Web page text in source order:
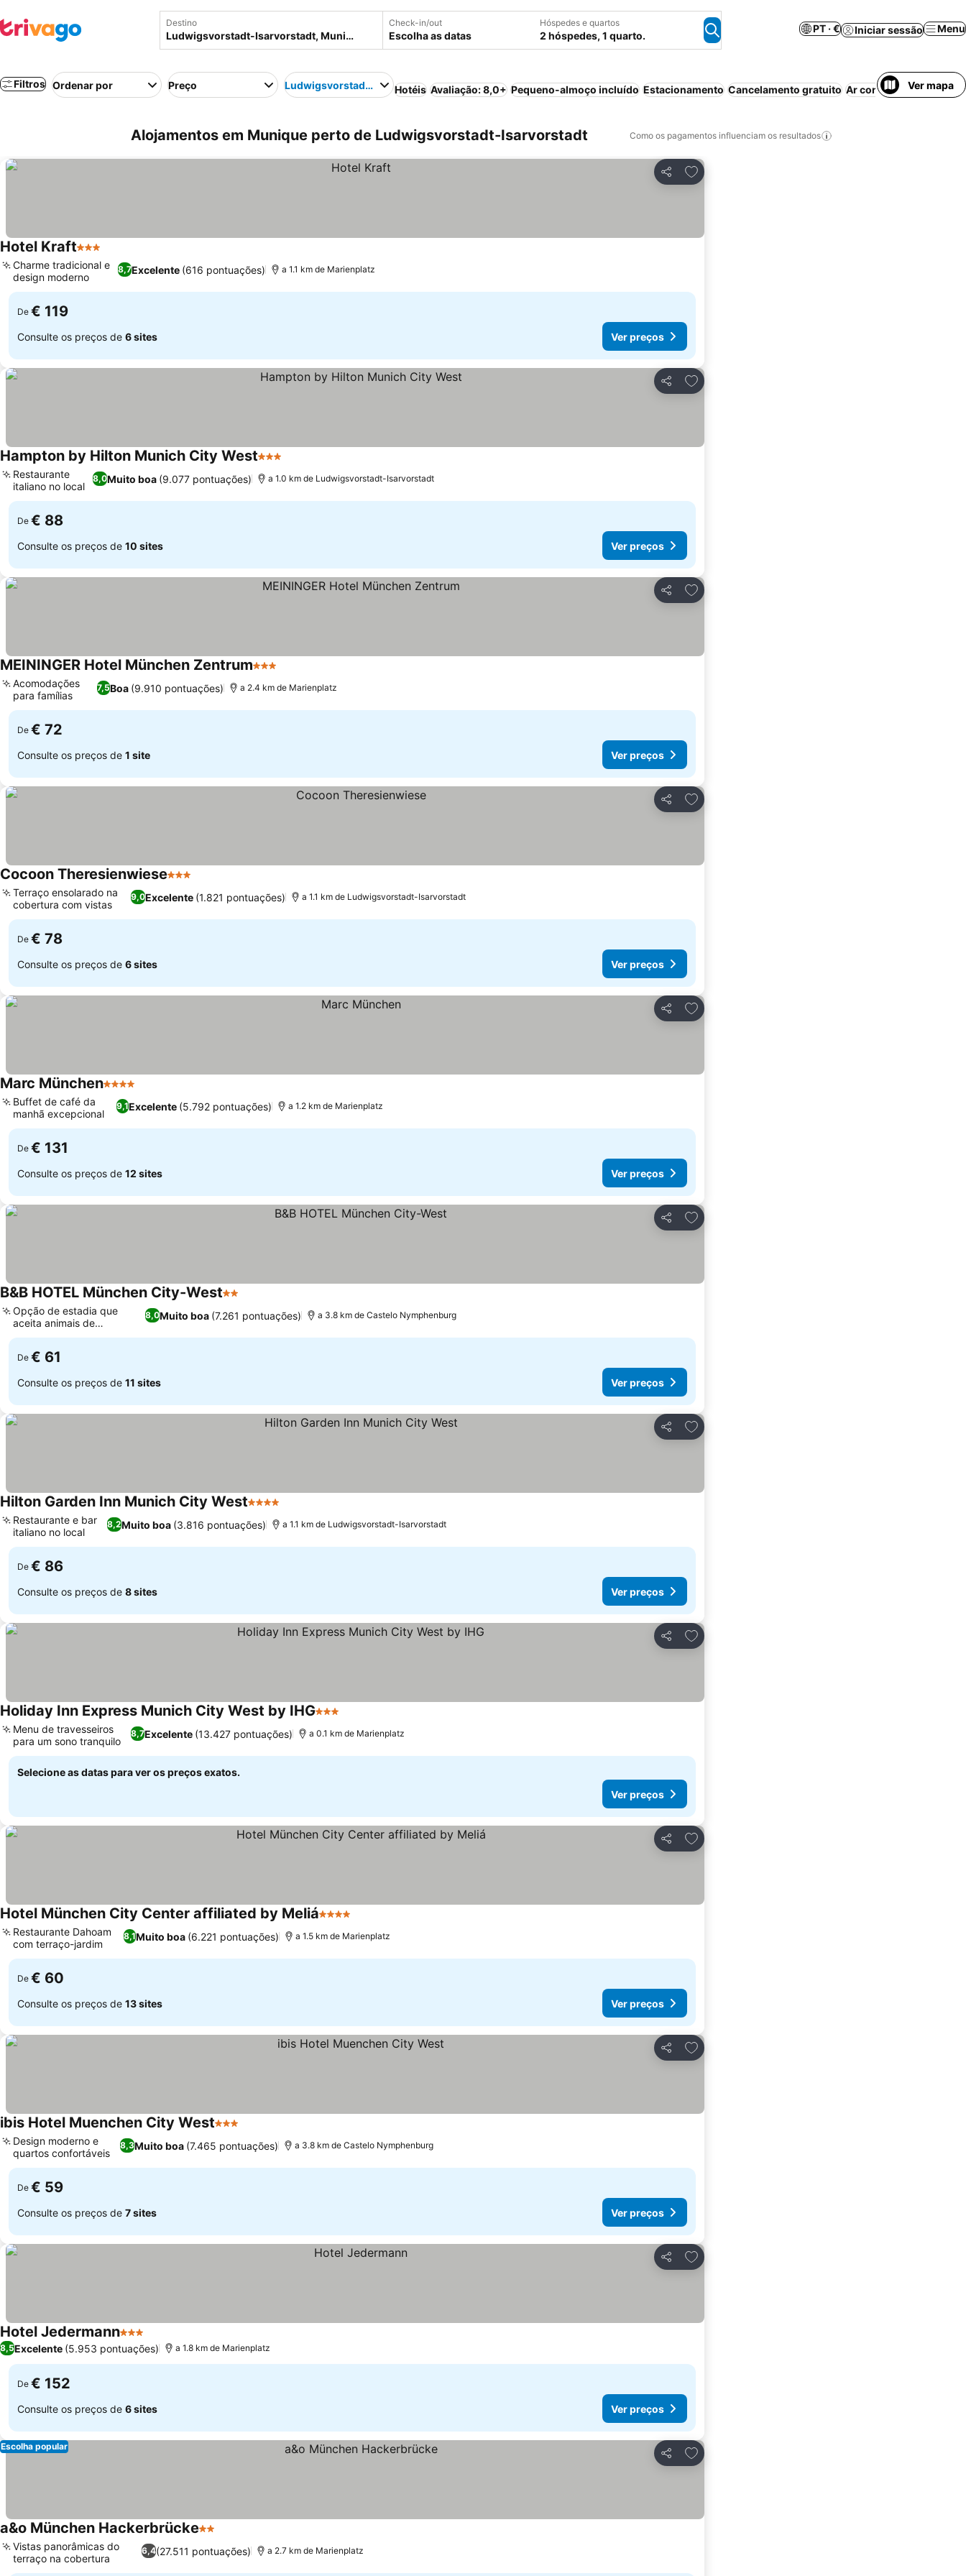
Destino Check-in/out
Escolha as datas
Hóspedes e quartos
2 hóspedes, 1 quarto.
PT · € Iniciar sessão Menu
Filtros Ordenar por Preço Ludwigsvorstadt-Isarvorstadt
Hotéis Avaliação: 8,0+ Pequeno-almoço incluído Estacionamento Cancelamento gratuito Ar condicionadoVer mapa
Alojamentos em Munique perto de Ludwigsvorstadt-Isarvorstadt Como os pagamentos influenciam os resultados
Partilhar
Adicionar aos favoritos
Hotel Kraft3 Estrelas
8,7Excelente (616 pontuações)
Charme tradicional e
design moderno
a 1.1 km de Marienplatz
De € 119
Consulte os preços de 6 sites Ver preços
Partilhar
Adicionar aos favoritos
Hampton by Hilton Munich City West3 Estrelas
8,0Muito boa (9.077 pontuações)
Restaurante
italiano no local
a 1.0 km de Ludwigsvorstadt-Isarvorstadt
De € 88
Consulte os preços de 10 sites Ver preços
Partilhar
Adicionar aos favoritos
MEININGER Hotel München Zentrum3 Estrelas
7,5Boa (9.910 pontuações)
Acomodações
para famílias
a 2.4 km de Marienplatz
De € 72
Consulte os preços de 1 site Ver preços
Partilhar
Adicionar aos favoritos
Cocoon Theresienwiese3 Estrelas
9,0Excelente (1.821 pontuações)
Terraço ensolarado na
cobertura com vistas
a 1.1 km de Ludwigsvorstadt-Isarvorstadt
De € 78
Consulte os preços de 6 sites Ver preços
Partilhar
Adicionar aos favoritos
Marc München4 Estrelas
9,1Excelente (5.792 pontuações)
Buffet de café da
manhã excepcional
a 1.2 km de Marienplatz
De € 131
Consulte os preços de 12 sites Ver preços
Partilhar
Adicionar aos favoritos
B&B HOTEL München City-West2 Estrelas
8,0Muito boa (7.261 pontuações)
Opção de estadia que
aceita animais de
estimação
a 3.8 km de Castelo Nymphenburg
De € 61
Consulte os preços de 11 sites Ver preços
Partilhar
Adicionar aos favoritos
Hilton Garden Inn Munich City West4 Estrelas
8,2Muito boa (3.816 pontuações)
Restaurante e bar
italiano no local
a 1.1 km de Ludwigsvorstadt-Isarvorstadt
De € 86
Consulte os preços de 8 sites Ver preços
Partilhar
Adicionar aos favoritos
Holiday Inn Express Munich City West by IHG3 Estrelas
8,7Excelente (13.427 pontuações)
Menu de travesseiros
para um sono tranquilo
a 0.1 km de Marienplatz
Selecione as datas para ver os preços exatos.
Ver preços
Partilhar
Adicionar aos favoritos
Hotel München City Center affiliated by Meliá4 Estrelas
8,1Muito boa (6.221 pontuações)
Restaurante Dahoam
com terraço-jardim
a 1.5 km de Marienplatz
De € 60
Consulte os preços de 13 sites Ver preços
Partilhar
Adicionar aos favoritos
ibis Hotel Muenchen City West3 Estrelas
8,3Muito boa (7.465 pontuações)
Design moderno e
quartos confortáveis
a 3.8 km de Castelo Nymphenburg
De € 59
Consulte os preços de 7 sites Ver preços
Partilhar
Adicionar aos favoritos
Hotel Jedermann3 EstrelasVer preços
8,5Excelente (5.953 pontuações) a 1.8 km de Marienplatz
De € 152
Consulte os preços de 6 sites Ver preços
Partilhar
Adicionar aos favoritos
Escolha popular
a&o München Hackerbrücke2 Estrelas
6,4(27.511 pontuações)
Vistas panorâmicas do
terraço na cobertura
a 2.7 km de Marienplatz